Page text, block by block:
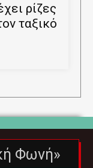
ρίζες
ταξικό
Φωνή»